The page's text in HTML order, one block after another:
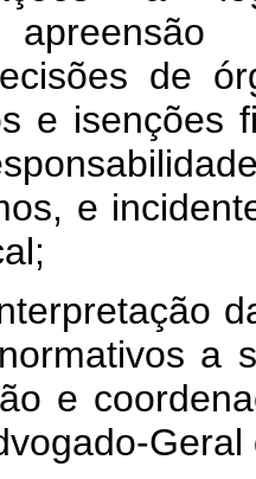
de
e isenções
e
a
e
Geral